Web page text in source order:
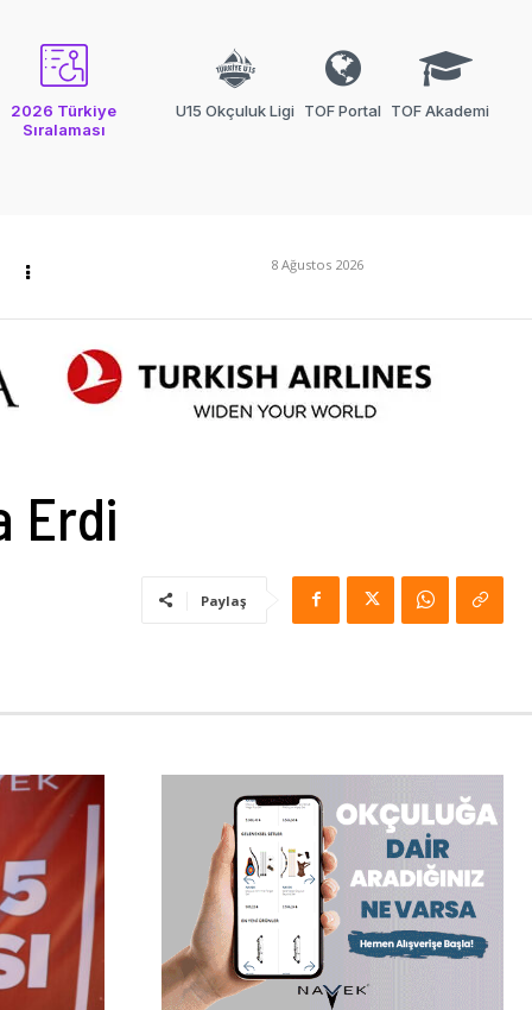
2026 Türkiye
Sıralaması
U15 Okçuluk Ligi TOF Portal TOF Akademi
8 Ağustos 2026
Erdi
Paylaş